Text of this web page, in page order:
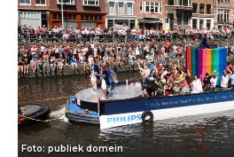
Foto: publiek domein